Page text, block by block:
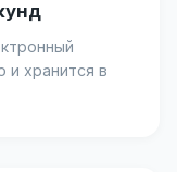
и хранится в